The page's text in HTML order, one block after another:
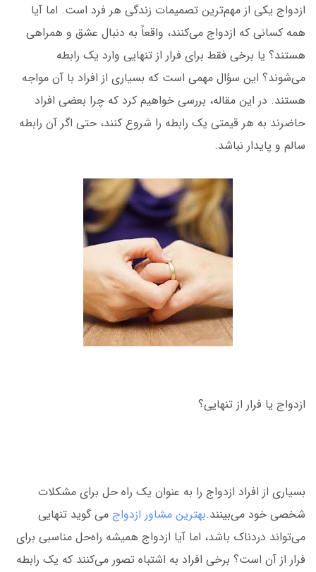
ازدواج یکی از مهم‌ترین تصمیمات زندگی هر فرد است. اما آیا
همه کسانی که ازدواج می‌کنند، واقعاً به دنبال عشق و همراهی
هستند؟ یا برخی فقط برای فرار از تنهایی وارد یک رابطه
می‌شوند؟ این سؤال مهمی است که بسیاری از افراد با آن مواجه
هستند. در این مقاله، بررسی خواهیم کرد که چرا بعضی افراد
حاضرند به هر قیمتی یک رابطه را شروع کنند، حتی اگر آن رابطه
سالم و پایدار نباشد.
ازدواج یا فرار از تنهایی؟
بسیاری از افراد ازدواج را به عنوان یک راه حل برای مشکلات
شخصی خود می‌بینند.بهترین مشاور ازدواج می گوید تنهایی
می‌تواند دردناک باشد، اما آیا ازدواج همیشه راه‌حل مناسبی برای
فرار از آن است؟ برخی افراد به اشتباه تصور می‌کنند که یک رابطه